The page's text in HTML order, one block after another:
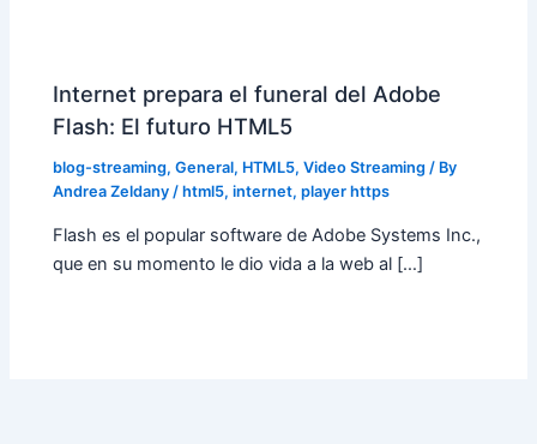
Internet prepara el funeral del Adobe
Flash: El futuro HTML5
blog-streaming,General, HTML5,Video Streaming / By
Andrea Zeldany /html5,internet,player https
Flash es el popular software de Adobe Systems Inc.,
que en su momento le dio vida a la web al […]